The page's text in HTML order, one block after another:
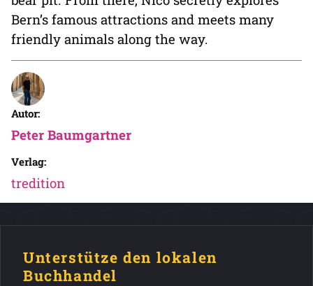
Bern’s famous attractions and meets many
friendly animals along the way.
Autor:
Peter Baumgartner
Verlag:
tredition
Unterstütze den lokalen
Buchhandel